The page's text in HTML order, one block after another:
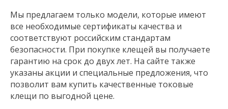
Мы предлагаем только модели, которые имеют
все необходимые сертификаты качества и
соответствуют российским стандартам
безопасности. При покупке клещей вы получаете
гарантию на срок до двух лет. На сайте также
указаны акции и специальные предложения, что
позволит вам купить качественные токовые
клещи по выгодной цене.